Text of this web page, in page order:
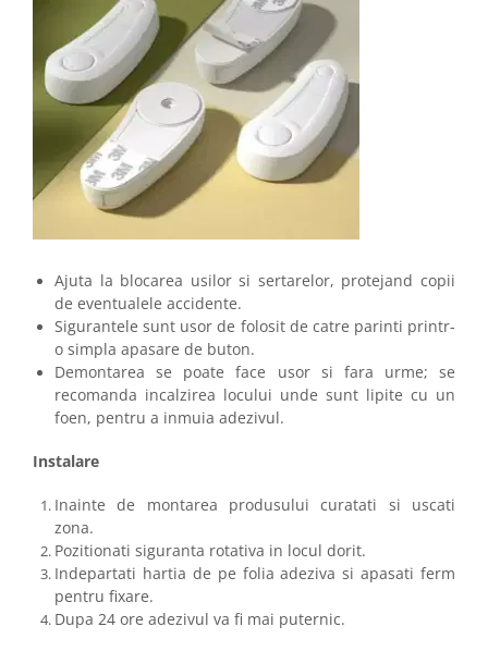
Ajuta la blocarea usilor si sertarelor, protejand copii
de eventualele accidente.
Sigurantele sunt usor de folosit de catre parinti printr-
o simpla apasare de buton.
Demontarea se poate face usor si fara urme; se
recomanda incalzirea locului unde sunt lipite cu un
foen, pentru a inmuia adezivul.
Instalare
Inainte de montarea produsului curatati si uscati
zona.
Pozitionati siguranta rotativa in locul dorit.
Indepartati hartia de pe folia adeziva si apasati ferm
pentru fixare.
Dupa 24 ore adezivul va fi mai puternic.